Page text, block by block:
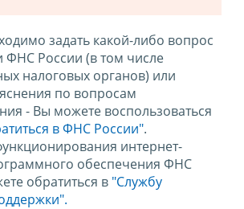
задать какой-либо вопрос
ФНС России (в том числе
налоговых органов) или
по вопросам
- Вы можете воспользоваться
в ФНС России".
интернет-
обеспечения ФНС
обратиться в "Службу